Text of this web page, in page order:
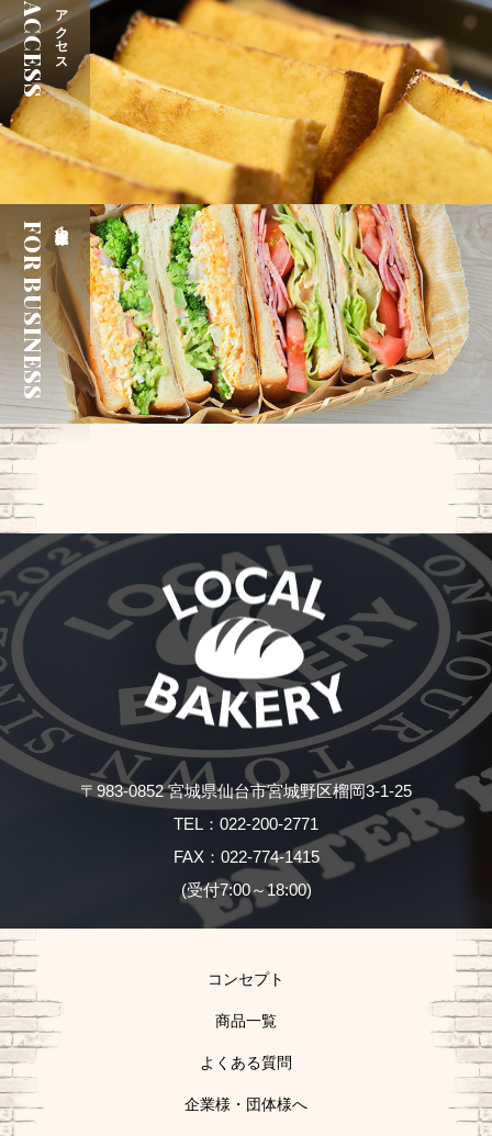
アクセス
ACCESS
企業様・団体様へ
FOR BUSINESS
〒983-0852 宮城県仙台市宮城野区榴岡3-1-25
TEL：022-200-2771
FAX：022-774-1415
(受付7:00～18:00)
コンセプト
商品一覧
よくある質問
企業様・団体様へ